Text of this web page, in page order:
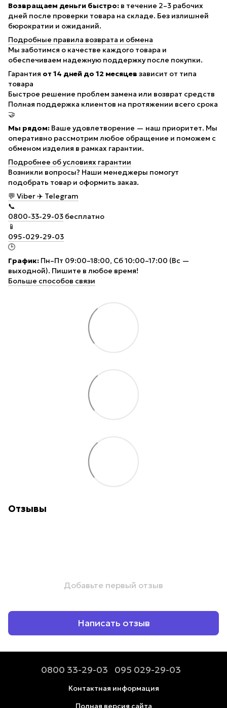
Возвращаем деньги быстро: в течение 2–3 рабочих
дней после проверки товара на складе. Без излишней
бюрократии и ожиданий.
Подробные правила возврата и обмена
Мы заботимся о качестве каждого товара и
обеспечиваем надежную поддержку после покупки.
Гарантия от 14 дней до 12 месяцев зависит от типа
товара
Быстрое решение проблем замена или возврат средств
Полная поддержка клиентов на протяжении всего срока
🤝
Мы рядом: Ваше удовлетворение — наш приоритет. Мы
оперативно рассмотрим любое обращение и поможем с
обменом изделия в рамках гарантии.
Подробнее об условиях гарантии
Возникли вопросы? Наши менеджеры помогут
подобрать товар и оформить заказ.
💬 Viber✈️ Telegram
📞
0800-33-29-03 бесплатно
📱
095-029-29-03
🕒
График: Пн–Пт 09:00–18:00, Сб 10:00–17:00 (Вс —
выходной). Пишите в любое время!
Больше способов связи
Отзывы
Добавьте первый отзыв
Написать отзыв
0800 33-29-03 095 029-29-03
Контактная информация
Полная версия сайта